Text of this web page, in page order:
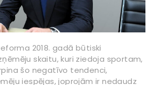
2018. gadā būtiski
skaitu, kuri ziedoja sportam,
šo negatīvo tendenci,
iespējas, joprojām ir nedaudz